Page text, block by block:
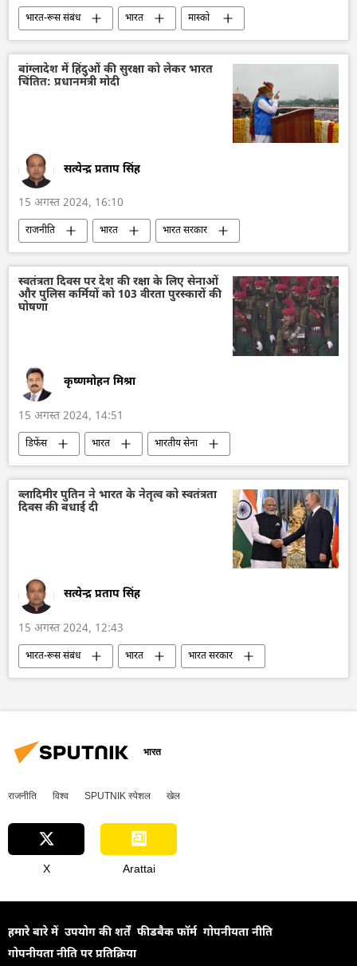
भारत-रूस संबंध भारत
मास्को
सांस्कृतिक धरोहर
सांस्कृतिक गलियारा
संस्कृति संरक्षण
रूसी संस्कृति
रूस का विकास
द्विपक्षीय व्यापार
बांग्लादेश में हिंदुओं की सुरक्षा को लेकर भारत
चिंतित: प्रधानमंत्री मोदी
सत्येन्द्र प्रताप सिंह
15 अगस्त 2024, 16:10
राजनीति भारत
भारत सरकार
नरेन्द्र मोदी
बांग्लादेश
बांग्लादेश के राष्ट्रपति
जातीय हिंसा
हिन्दू
हिन्दू देवी-देवता
हिन्दू मंदिर
घृणा अपराध
स्वतंत्रता दिवस पर देश की रक्षा के लिए सेनाओं
और पुलिस कर्मियों को 103 वीरता पुरस्कारों की
घोषणा
कृष्णमोहन मिश्रा
15 अगस्त 2024, 14:51
डिफेंस भारत
भारतीय सेना
जम्मू और कश्मीर
आतंकवाद
आतंकवाद विरोधी दस्ता
आतंकवाद का मुकाबला
स्वतंत्रता दिवस
व्लादिमीर पुतिन ने भारत के नेतृत्व को स्वतंत्रता
दिवस की बधाई दी
सत्येन्द्र प्रताप सिंह
15 अगस्त 2024, 12:43
भारत-रूस संबंध भारत
भारत सरकार
भारत का विकास
व्लादिमीर पुतिन
रूस
भारत
राजनीति विश्व SPUTNIK स्पेशल खेल
X Arattai
हमारे बारे में उपयोग की शर्तें फीडबैक फॉर्म गोपनीयता नीति
गोपनीयता नीति पर प्रतिक्रिया